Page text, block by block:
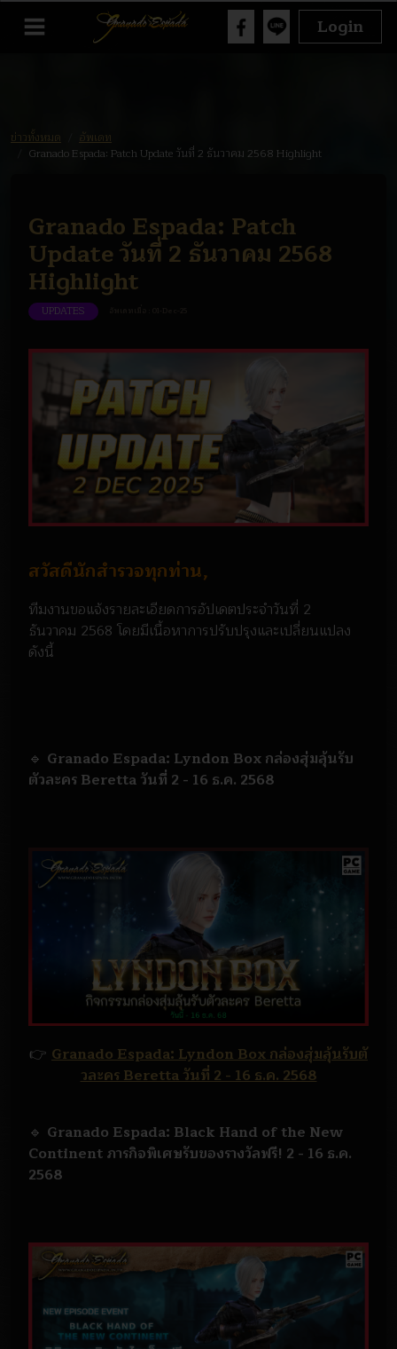
Login
ข่าวทั้งหมด
อัพเดท
Granado Espada: Patch Update วันที่ 2 ธันวาคม 2568 Highlight
Granado Espada: Patch
Update วันที่ 2 ธันวาคม 2568
Highlight
UPDATES
สวัสดีนักสำรวจทุกท่าน,
ทีมงานขอแจ้งรายละเอียดการอัปเดตประจำวันที่ 2
ธันวาคม 2568 โดยมีเนื้อหาการปรับปรุงและเปลี่ยนแปลง
ดังนี้
🔹 Granado Espada: Lyndon Box กล่องสุ่มลุ้นรับ
ตัวละคร Beretta วันที่ 2 - 16 ธ.ค. 2568
👉 Granado Espada: Lyndon Box กล่องสุ่มลุ้นรับตั
วละคร Beretta วันที่ 2 - 16 ธ.ค. 2568
🔹 Granado Espada: Black Hand of the New
Continent ภารกิจพิเศษรับของรางวัลฟรี! 2 - 16 ธ.ค.
2568